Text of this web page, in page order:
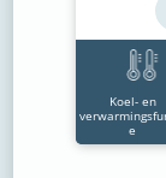
Koel- en
e